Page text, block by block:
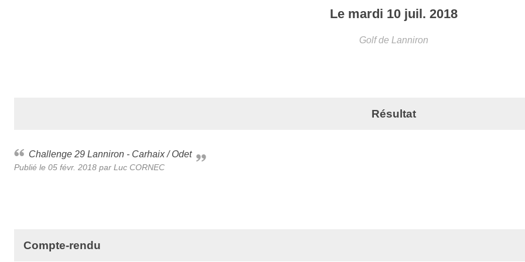
Le mardi 10 juil. 2018
Golf de Lanniron
Résultat
Challenge 29 Lanniron - Carhaix / Odet
Publié le 05 févr. 2018 par Luc CORNEC
Compte-rendu